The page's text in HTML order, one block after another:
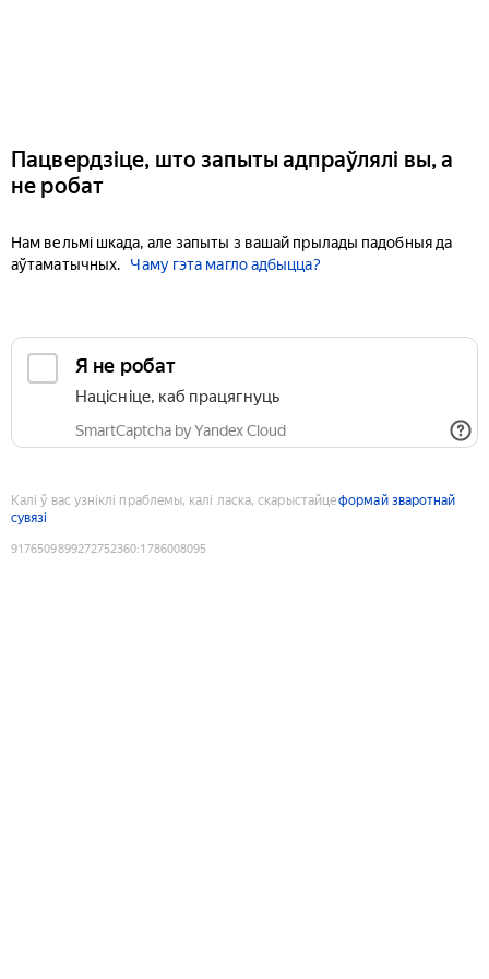
Пацвердзіце, што запыты адпраўлялі вы, а
не робат
Нам вельмі шкада, але запыты з вашай прылады падобныя да
аўтаматычных.
Чаму гэта магло адбыцца?
Я не робат
Націсніце, каб працягнуць
SmartCaptcha by Yandex Cloud
Калі ў вас узніклі праблемы, калі ласка, скарыстайцеформай зваротнай
сувязі
9176509899272752360:1786008095